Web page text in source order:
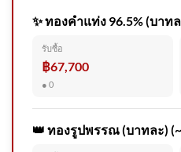
คล
จัก
หญิ
✨ ทองคำแท่ง 96.5% (บา
รับซื้อ
฿67,700
● 0
👑 ทองรูปพรรณ (บาทละ)